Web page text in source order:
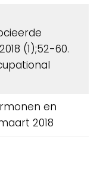
(1);52-60.
en
2018